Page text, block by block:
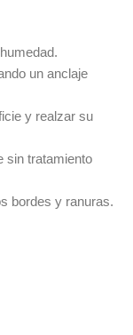
un anclaje
y realzar su
sin tratamiento
bordes y ranuras.